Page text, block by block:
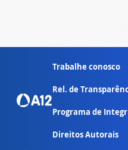
Trabalhe conosco
Rel. de
Programa de
Direitos Autorais